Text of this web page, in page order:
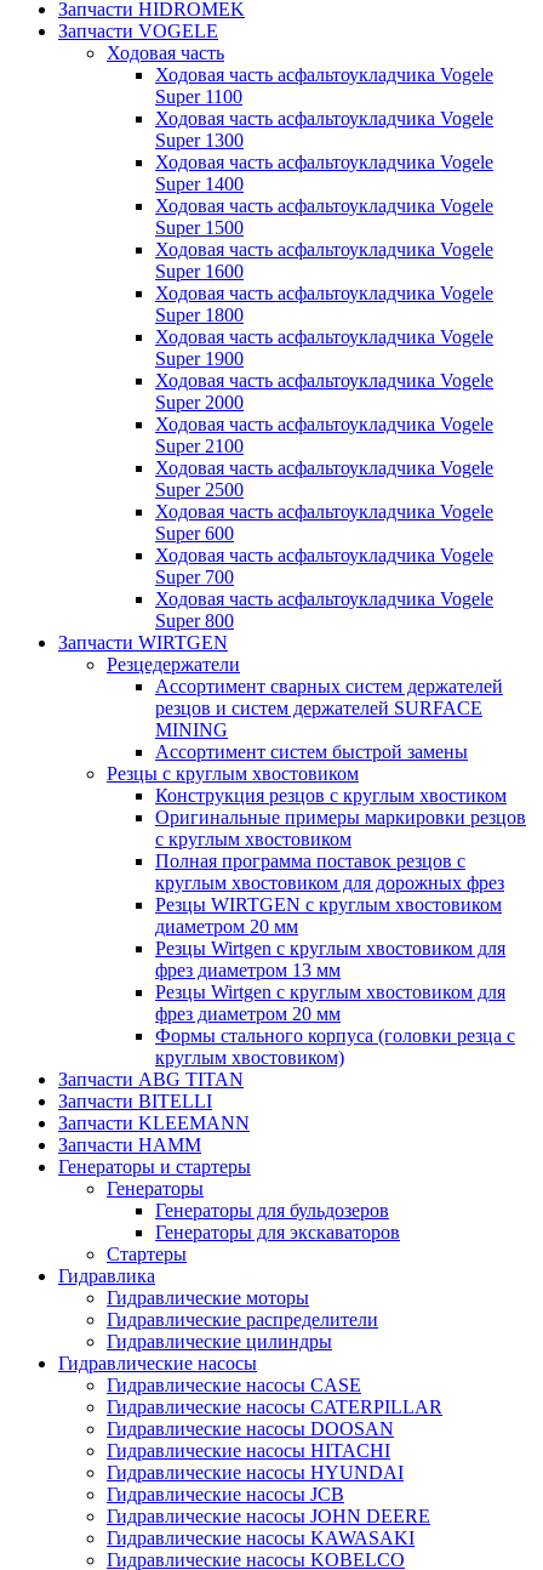
Запчасти HIDROMEK
Запчасти VOGELE
Ходовая часть
Ходовая часть асфальтоукладчика Vogele
Super 1100
Ходовая часть асфальтоукладчика Vogele
Super 1300
Ходовая часть асфальтоукладчика Vogele
Super 1400
Ходовая часть асфальтоукладчика Vogele
Super 1500
Ходовая часть асфальтоукладчика Vogele
Super 1600
Ходовая часть асфальтоукладчика Vogele
Super 1800
Ходовая часть асфальтоукладчика Vogele
Super 1900
Ходовая часть асфальтоукладчика Vogele
Super 2000
Ходовая часть асфальтоукладчика Vogele
Super 2100
Ходовая часть асфальтоукладчика Vogele
Super 2500
Ходовая часть асфальтоукладчика Vogele
Super 600
Ходовая часть асфальтоукладчика Vogele
Super 700
Ходовая часть асфальтоукладчика Vogele
Super 800
Запчасти WIRTGEN
Резцедержатели
Ассортимент сварных систем держателей
резцов и систем держателей SURFACE
MINING
Ассортимент систем быстрой замены
Резцы с круглым хвостовиком
Конструкция резцов с круглым хвостиком
Оригинальные примеры маркировки резцов
с круглым хвостовиком
Полная программа поставок резцов с
круглым хвостовиком для дорожных фрез
Резцы WIRTGEN с круглым хвостовиком
диаметром 20 мм
Резцы Wirtgen с круглым хвостовиком для
фрез диаметром 13 мм
Резцы Wirtgen с круглым хвостовиком для
фрез диаметром 20 мм
Формы стального корпуса (головки резца с
круглым хвостовиком)
Запчасти ABG TITAN
Запчасти BITELLI
Запчасти KLEEMANN
Запчасти HAMM
Генераторы и стартеры
Генераторы
Генераторы для бульдозеров
Генераторы для экскаваторов
Стартеры
Гидравлика
Гидравлические моторы
Гидравлические распределители
Гидравлические цилиндры
Гидравлические насосы
Гидравлические насосы CASE
Гидравлические насосы CATERPILLAR
Гидравлические насосы DOOSAN
Гидравлические насосы HITACHI
Гидравлические насосы HYUNDAI
Гидравлические насосы JCB
Гидравлические насосы JOHN DEERE
Гидравлические насосы KAWASAKI
Гидравлические насосы KOBELCO